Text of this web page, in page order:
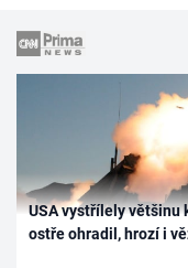
USA vystřílely většinu
ostře ohradil, hrozí i